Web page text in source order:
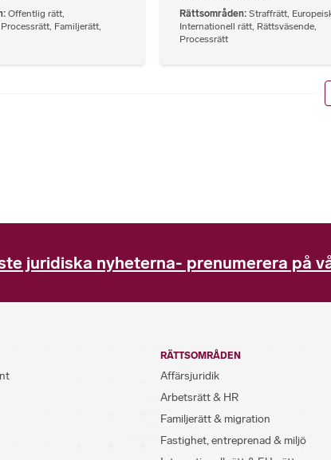
Offentlig rätt,
Processrätt, Familjerätt,
Rättsområden Straffrätt
Internationell rätt Rättsväsende
Processrätt
juridiska nyheterna- prenumerera på
RÄTTSOMRÅDEN
Affärsjuridik
Arbetsrätt & HR
Familjerätt & migration
Fastighet, entreprenad & miljö